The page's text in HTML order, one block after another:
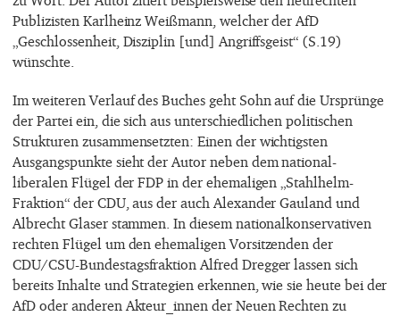
Publizisten Karlheinz Weißmann, welcher der AfD
„Geschlossenheit, Disziplin [und] Angriffsgeist“ (S.19)
wünschte.
Im weiteren Verlauf des Buches geht Sohn auf die Ursprünge
der Partei ein, die sich aus unterschiedlichen politischen
Strukturen zusammensetzten: Einen der wichtigsten
Ausgangspunkte sieht der Autor neben dem national-
liberalen Flügel der FDP in der ehemaligen „Stahlhelm-
Fraktion“ der CDU, aus der auch Alexander Gauland und
Albrecht Glaser stammen. In diesem nationalkonservativen
rechten Flügel um den ehemaligen Vorsitzenden der
CDU/CSU-Bundestagsfraktion Alfred Dregger lassen sich
bereits Inhalte und Strategien erkennen, wie sie heute bei der
AfD oder anderen Akteur_innen der Neuen Rechten zu